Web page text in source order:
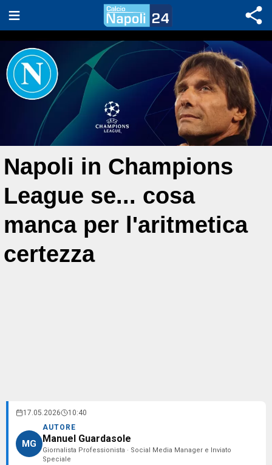
Napoli in Champions
League se... cosa
manca per l'aritmetica
certezza
17.05.2026 10:40
MG
AUTORE
Manuel Guardasole
Giornalista Professionista · Social Media Manager e Inviato
Speciale